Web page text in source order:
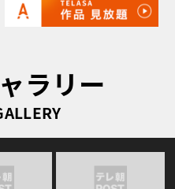
ラリー